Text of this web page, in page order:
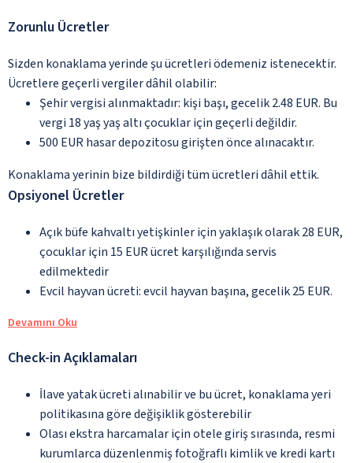
Zorunlu Ücretler
Sizden konaklama yerinde şu ücretleri ödemeniz istenecektir.
Ücretlere geçerli vergiler dâhil olabilir:
Şehir vergisi alınmaktadır: kişi başı, gecelik 2.48 EUR. Bu
vergi 18 yaş yaş altı çocuklar için geçerli değildir.
500 EUR hasar depozitosu girişten önce alınacaktır.
Konaklama yerinin bize bildirdiği tüm ücretleri dâhil ettik.
Opsiyonel Ücretler
Açık büfe kahvaltı yetişkinler için yaklaşık olarak 28 EUR,
çocuklar için 15 EUR ücret karşılığında servis
edilmektedir
Evcil hayvan ücreti: evcil hayvan başına, gecelik 25 EUR.
Devamını Oku
Check-in Açıklamaları
İlave yatak ücreti alınabilir ve bu ücret, konaklama yeri
politikasına göre değişiklik gösterebilir
Olası ekstra harcamalar için otele giriş sırasında, resmi
kurumlarca düzenlenmiş fotoğraflı kimlik ve kredi kartı